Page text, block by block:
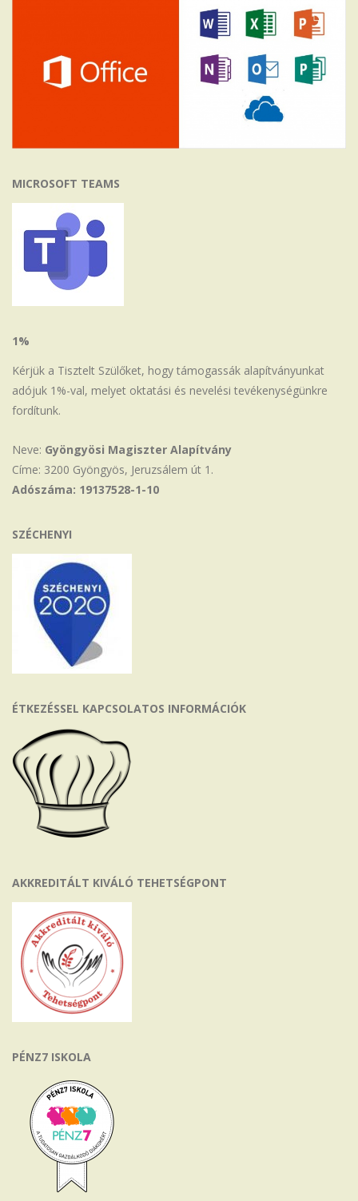
MICROSOFT TEAMS
1%
Kérjük a Tisztelt Szülőket, hogy támogassák alapítványunkat
adójuk 1%-val, melyet oktatási és nevelési tevékenységünkre
fordítunk.
Neve: Gyöngyösi Magiszter Alapítvány
Címe: 3200 Gyöngyös, Jeruzsálem út 1.
Adószáma: 19137528-1-10
SZÉCHENYI
ÉTKEZÉSSEL KAPCSOLATOS INFORMÁCIÓK
AKKREDITÁLT KIVÁLÓ TEHETSÉGPONT
PÉNZ7 ISKOLA